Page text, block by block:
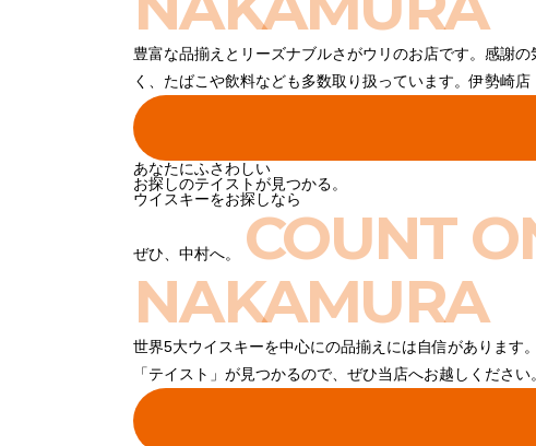
豊富な品揃えとリーズナブルさがウリのお店です。感謝
く、たばこや飲料なども多数取り扱っています。伊勢崎店
あなたにふさわしい
お探しのテイストが見つかる。
ウイスキーをお探しなら
ぜひ、中村へ。
COUNT
NAKAMURA
世界5大ウイスキーを中心にの品揃えには自信がありま
「テイスト」が見つかるので、ぜひ当店へお越しください。